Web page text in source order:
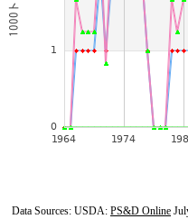
Data Sources: USDA: PS&D Online